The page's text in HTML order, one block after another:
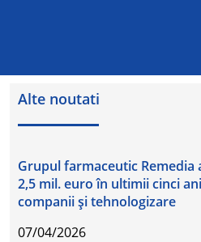
Alte noutati
Grupul farmaceutic Remedia
2,5 mil. euro în ultimii cinci
companii şi tehnologizare
07/04/2026